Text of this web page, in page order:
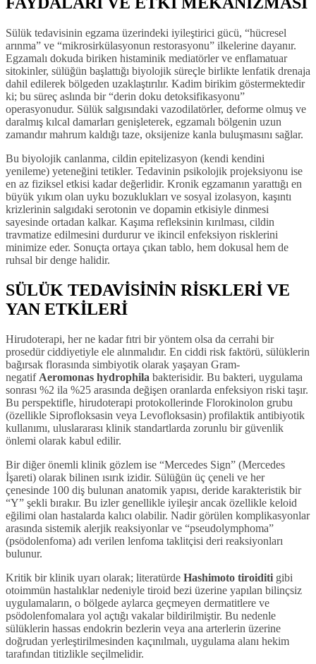
Sülük tedavisinin egzama üzerindeki iyileştirici gücü, “hücresel
arınma” ve “mikrosirkülasyonun restorasyonu” ilkelerine dayanır.
Egzamalı dokuda biriken histaminik mediatörler ve enflamatuar
sitokinler, sülüğün başlattığı biyolojik süreçle birlikte lenfatik drenaja
dahil edilerek bölgeden uzaklaştırılır. Kadim birikim göstermektedir
ki; bu süreç aslında bir “derin doku detoksifikasyonu”
operasyonudur. Sülük salgısındaki vazodilatörler, deforme olmuş ve
daralmış kılcal damarları genişleterek, egzamalı bölgenin uzun
zamandır mahrum kaldığı taze, oksijenize kanla buluşmasını sağlar.
Bu biyolojik canlanma, cildin epitelizasyon (kendi kendini
yenileme) yeteneğini tetikler. Tedavinin psikolojik projeksiyonu ise
en az fiziksel etkisi kadar değerlidir. Kronik egzamanın yarattığı en
büyük yıkım olan uyku bozuklukları ve sosyal izolasyon, kaşıntı
krizlerinin salgıdaki serotonin ve dopamin etkisiyle dinmesi
sayesinde ortadan kalkar. Kaşıma refleksinin kırılması, cildin
travmatize edilmesini durdurur ve ikincil enfeksiyon risklerini
minimize eder. Sonuçta ortaya çıkan tablo, hem dokusal hem de
ruhsal bir denge halidir.
SÜLÜK TEDAVİSİNİN RİSKLERİ VE
YAN ETKİLERİ
Hirudoterapi, her ne kadar fıtri bir yöntem olsa da cerrahi bir
prosedür ciddiyetiyle ele alınmalıdır. En ciddi risk faktörü, sülüklerin
bağırsak florasında simbiyotik olarak yaşayan Gram-
negatif Aeromonas hydrophila bakterisidir. Bu bakteri, uygulama
sonrası %2 ila %25 arasında değişen oranlarda enfeksiyon riski taşır.
Bu perspektifle, hirudoterapi protokollerinde Florokinolon grubu
(özellikle Siprofloksasin veya Levofloksasin) profilaktik antibiyotik
kullanımı, uluslararası klinik standartlarda zorunlu bir güvenlik
önlemi olarak kabul edilir.
Bir diğer önemli klinik gözlem ise “Mercedes Sign” (Mercedes
İşareti) olarak bilinen ısırık izidir. Sülüğün üç çeneli ve her
çenesinde 100 diş bulunan anatomik yapısı, deride karakteristik bir
“Y” şekli bırakır. Bu izler genellikle iyileşir ancak özellikle keloid
eğilimi olan hastalarda kalıcı olabilir. Nadir görülen komplikasyonlar
arasında sistemik alerjik reaksiyonlar ve “pseudolymphoma”
(psödolenfoma) adı verilen lenfoma taklitçisi deri reaksiyonları
bulunur.
Kritik bir klinik uyarı olarak; literatürde Hashimoto tiroiditi gibi
otoimmün hastalıklar nedeniyle tiroid bezi üzerine yapılan bilinçsiz
uygulamaların, o bölgede aylarca geçmeyen dermatitlere ve
psödolenfomalara yol açtığı vakalar bildirilmiştir. Bu nedenle
sülüklerin hassas endokrin bezlerin veya ana arterlerin üzerine
doğrudan yerleştirilmesinden kaçınılmalı, uygulama alanı hekim
tarafından titizlikle seçilmelidir.